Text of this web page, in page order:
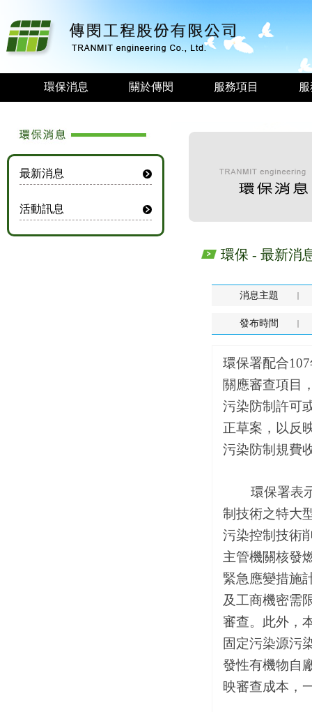
環保消息 關於傳閔 服務項目
最新消息
活動訊息
環保 - 最新消
消息主題
發布時間
環保署配合
關應審查項目
污染防制許可
正草案，以反
污染防制規費
環保署表示
制技術之特大
污染控制技術
主管機關核發
緊急應變措施
及工商機密需
審查。此外，
固定污染源污
發性有機物自
映審查成本，